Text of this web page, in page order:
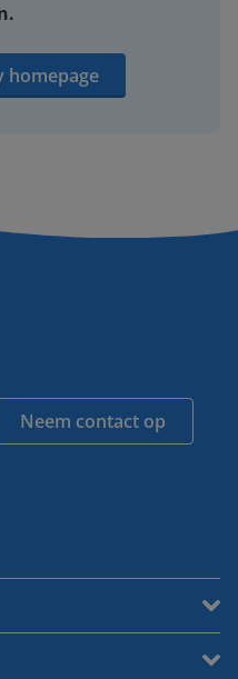
homepage
Neem contact op